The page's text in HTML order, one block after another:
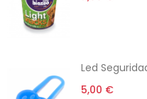
Led
5,00 €